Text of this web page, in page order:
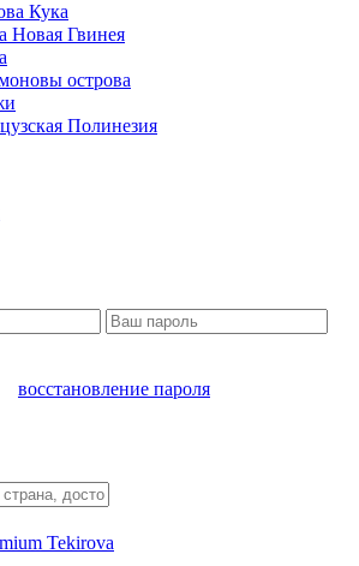
Кука
Новая Гвинея
острова
Полинезия
восстановление пароля
Tekirova